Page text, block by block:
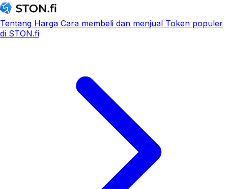
Tentang Harga Cara membeli dan menjual Token populer
di STON.fi